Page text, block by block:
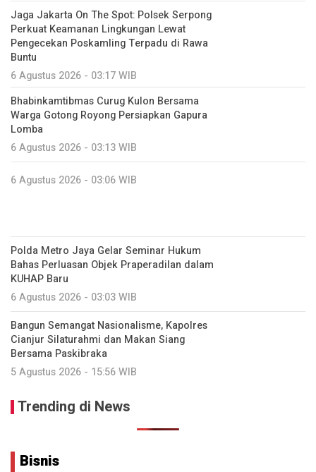
Jaga Jakarta On The Spot: Polsek Serpong
Perkuat Keamanan Lingkungan Lewat
Pengecekan Poskamling Terpadu di Rawa
Buntu
6 Agustus 2026 - 03:17 WIB
Bhabinkamtibmas Curug Kulon Bersama
Warga Gotong Royong Persiapkan Gapura
Lomba
6 Agustus 2026 - 03:13 WIB
6 Agustus 2026 - 03:06 WIB
Polda Metro Jaya Gelar Seminar Hukum
Bahas Perluasan Objek Praperadilan dalam
KUHAP Baru
6 Agustus 2026 - 03:03 WIB
Bangun Semangat Nasionalisme, Kapolres
Cianjur Silaturahmi dan Makan Siang
Bersama Paskibraka
5 Agustus 2026 - 15:56 WIB
Trending di News
Bisnis